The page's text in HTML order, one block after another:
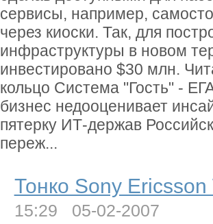
сервисы, например,
через киоски. Так, для
инфраструктуры в новом
инвестировано $30 млн.
кольцо Система "Гость" -
бизнес недооценивает
пятерку ИТ-держав
переж...
Тонко Sony
15:29 05-02-2007